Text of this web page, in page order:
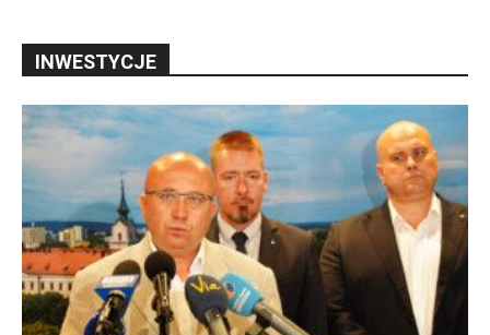
INWESTYCJE